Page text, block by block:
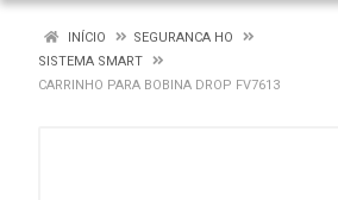
INÍCIO
SEGURANCA HO
SISTEMA SMART
CARRINHO PARA BOBINA DROP FV7613